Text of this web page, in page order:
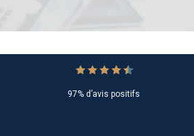
97% d’avis positifs